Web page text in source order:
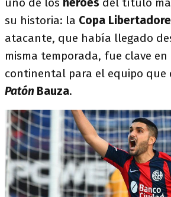
uno de los héroes del título
su historia: la Copa
atacante, que había llegado
misma temporada, fue clave
continental para el equipo que
Patón Bauza.